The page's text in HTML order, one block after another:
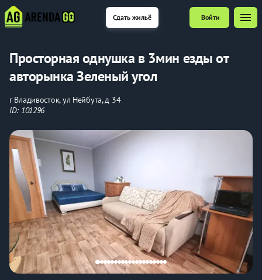
Сдать жильё Войти menu
Просторная однушка в 3мин езды от
авторынка Зеленый угол
г Владивосток, ул Нейбута, д 34
ID: 101296